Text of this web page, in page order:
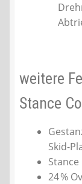
weitere
Stance
Skid-
24 %